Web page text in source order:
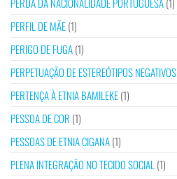
PERFIL DE MÃE(1)
PERIGO DE FUGA(1)
PERPETUAÇÃO DE ESTEREÓTIPOS NEGATIVOS
PERTENÇA À ETNIA BAMILEKE(1)
PESSOA DE COR (1)
PESSOAS DE ETNIA CIGANA(1)
PLENA INTEGRAÇÃO NO TECIDO SOCIAL (1)